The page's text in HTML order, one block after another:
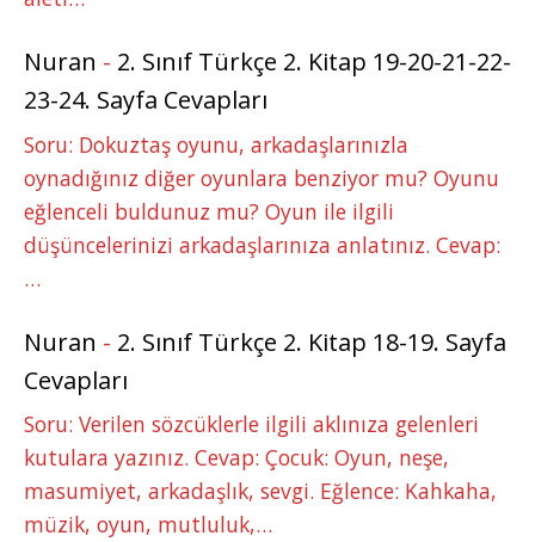
Nuran - 2. Sınıf Türkçe 2. Kitap 19-20-21-22-
23-24. Sayfa Cevapları
Soru: Dokuztaş oyunu, arkadaşlarınızla
oynadığınız diğer oyunlara benziyor mu? Oyunu
eğlenceli buldunuz mu? Oyun ile ilgili
düşüncelerinizi arkadaşlarınıza anlatınız. Cevap:
…
Nuran - 2. Sınıf Türkçe 2. Kitap 18-19. Sayfa
Cevapları
Soru: Verilen sözcüklerle ilgili aklınıza gelenleri
kutulara yazınız. Cevap: Çocuk: Oyun, neşe,
masumiyet, arkadaşlık, sevgi. Eğlence: Kahkaha,
müzik, oyun, mutluluk,…